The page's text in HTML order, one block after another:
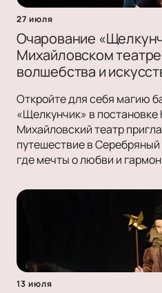
27 июля
Очарование
Михайловском
волшебства и
Откройте для себя магию
«Щелкунчик» в постановке
Михайловский театр
путешествие в Серебряный
где мечты о любви и
13 июля